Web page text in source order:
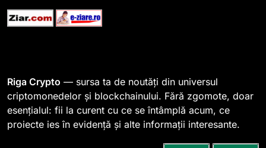
spre o depășire a pragului de
0,000005 dolari
STIRI
2
Regulamentul MiCA privind
serviciile crypto, obligatoriu de
Riga Crypto — sursa ta de noutăți din universul
criptomonedelor și blockchainului. Fără zgomote, doar
esențialul: fii la curent cu ce se întâmplă acum, ce
proiecte ies în evidență și alte informații interesante.